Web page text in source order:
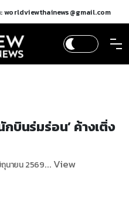
worldviewthainews@gmail.com
บินร่มร่อน’ ค้างเติ่ง
ถุนายน 2569... View